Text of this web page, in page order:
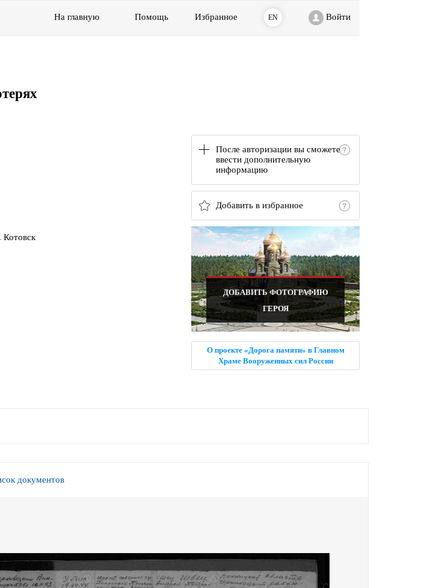
На главную Помощь Избранное EN Войти
После авторизации вы сможете
ввести дополнительную
информацию
Добавить в избранное
ДОБАВИТЬ ФОТОГРАФИЮ
ГЕРОЯ
О проекте «Дорога памяти» в Главном
Храме Вооруженных сил России
Котовск
документов